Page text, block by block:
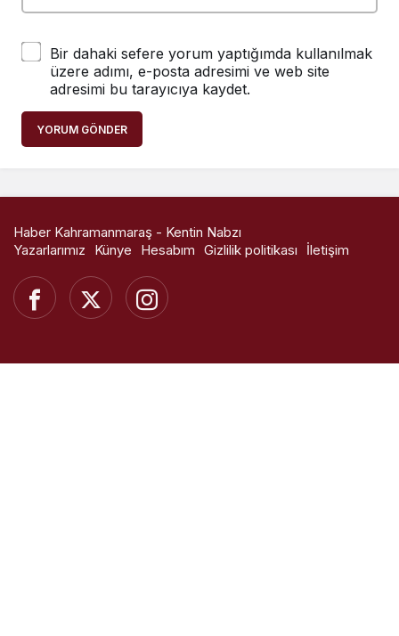
Bir dahaki sefere yorum yaptığımda kullanılmak
üzere adımı, e-posta adresimi ve web site
adresimi bu tarayıcıya kaydet.
YORUM GÖNDER
Haber Kahramanmaraş - Kentin Nabzı
Yazarlarımız
Künye Hesabım Gizlilik politikası İletişim